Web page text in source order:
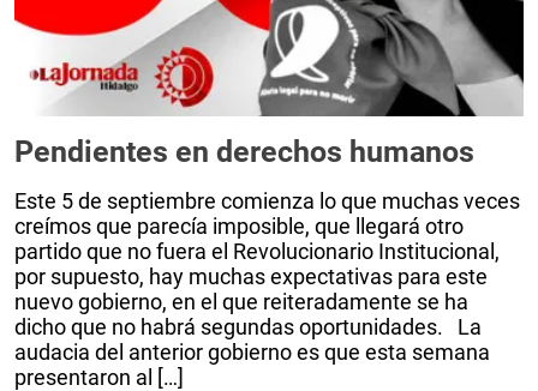
Pendientes en derechos humanos
Este 5 de septiembre comienza lo que muchas veces
creímos que parecía imposible, que llegará otro
partido que no fuera el Revolucionario Institucional,
por supuesto, hay muchas expectativas para este
nuevo gobierno, en el que reiteradamente se ha
dicho que no habrá segundas oportunidades. La
audacia del anterior gobierno es que esta semana
presentaron al […]